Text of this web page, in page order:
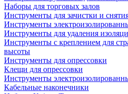
Наборы для торговых залов
Инструменты для зачистки и
Инструменты
Инструменты для удаления
Инструменты с креплением для
высоты
Инструменты для опрессовки
Клещи для опрессовки
Инструменты
Кабельные наконечники